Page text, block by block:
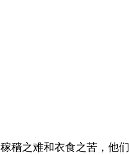
穑之难和衣食之苦，他们